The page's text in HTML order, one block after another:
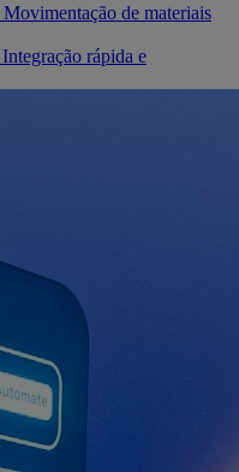
Movimentação de materiais
Integração rápida e